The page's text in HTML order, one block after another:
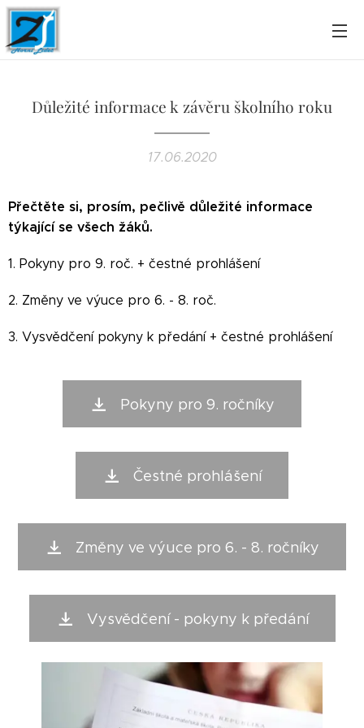
Důležité informace k závěru školního roku
17.06.2020
Přečtěte si, prosím, pečlivě důležité informace
týkající se všech žáků.
1. Pokyny pro 9. roč. + čestné prohlášení
2. Změny ve výuce pro 6. - 8. roč.
3. Vysvědčení pokyny k předání + čestné prohlášení
Pokyny pro 9. ročníky
Čestné prohlášení
Změny ve výuce pro 6. - 8. ročníky
Vysvědčení - pokyny k předání